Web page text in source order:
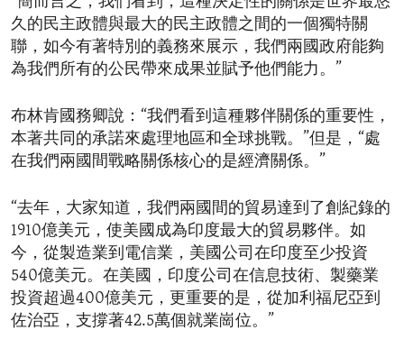
久的民主政體與最大的民主政體之間的一個獨特關
聯，如今有著特別的義務來展示，我們兩國政府能夠
為我們所有的公民帶來成果並賦予他們能力。”
布林肯國務卿說：“我們看到這種夥伴關係的重要性，
本著共同的承諾來處理地區和全球挑戰。”但是，“處
在我們兩國間戰略關係核心的是經濟關係。”
“去年，大家知道，我們兩國間的貿易達到了創紀錄的
1910億美元，使美國成為印度最大的貿易夥伴。如
今，從製造業到電信業，美國公司在印度至少投資
540億美元。在美國，印度公司在信息技術、製藥業
投資超過400億美元，更重要的是，從加利福尼亞到
佐治亞，支撐著42.5萬個就業崗位。”